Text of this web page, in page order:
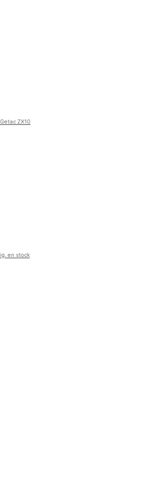
ZX10
en stock